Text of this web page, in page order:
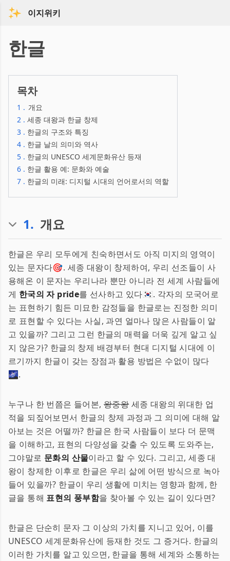
이지위키
한글
목차
1 . 개요
2 . 세종 대왕과 한글 창제
3 . 한글의 구조와 특징
4 . 한글 날의 의미와 역사
5 . 한글의 UNESCO 세계문화유산 등재
6 . 한글 활용 예: 문화와 예술
7 . 한글의 미래: 디지털 시대의 언어로서의 역할
1. 개요
한글은 우리 모두에게 친숙하면서도 아직 미지의 영역이
있는 문자다🎯. 세종 대왕이 창제하여, 우리 선조들이 사
용해온 이 문자는 우리나라 뿐만 아니라 전 세계 사람들에
게 한국의 자 pride를 선사하고 있다🇰🇷. 각자의 모국어로
는 표현하기 힘든 미묘한 감정들을 한글로는 진정한 의미
로 표현할 수 있다는 사실, 과연 얼마나 많은 사람들이 알
고 있을까? 그리고 그런 한글의 매력을 더욱 깊게 알고 싶
지 않은가? 한글의 창제 배경부터 현대 디지털 시대에 이
르기까지 한글이 갖는 장점과 활용 방법은 수없이 많다
🌌.
누구나 한 번쯤은 들어본, 왕중왕세종 대왕의 위대한 업
적을 되짚어보면서 한글의 창제 과정과 그 의미에 대해 알
아보는 것은 어떨까? 한글은 한국 사람들이 보다 더 문맥
을 이해하고, 표현의 다양성을 갖출 수 있도록 도와주는,
그야말로 문화의 산물이라고 할 수 있다. 그리고, 세종 대
왕이 창제한 이후로 한글은 우리 삶에 어떤 방식으로 녹아
들어 있을까? 한글이 우리 생활에 미치는 영향과 함께, 한
글을 통해 표현의 풍부함을 찾아볼 수 있는 길이 있다면?
한글은 단순히 문자 그 이상의 가치를 지니고 있어, 이를
UNESCO 세계문화유산에 등재한 것도 그 증거다. 한글의
이러한 가치를 알고 있으면, 한글을 통해 세계와 소통하는